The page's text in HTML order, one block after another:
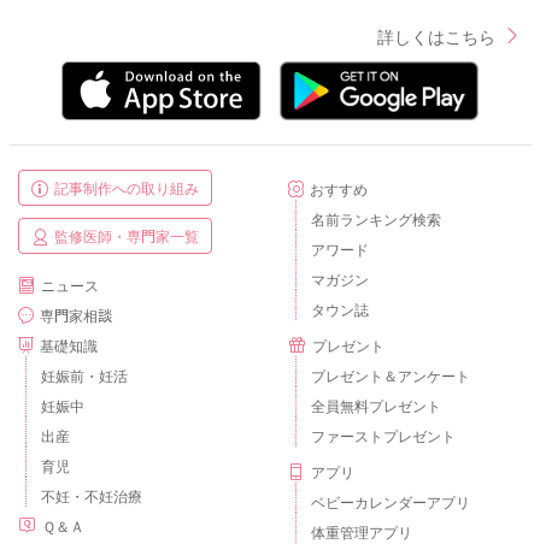
詳しくはこちら
記事制作への取り組み
監修医師・専門家一覧
ニュース
専門家相談
基礎知識
妊娠前・妊活
妊娠中
出産
育児
不妊・不妊治療
Ｑ＆Ａ
おすすめ
名前ランキング検索
アワード
マガジン
タウン誌
プレゼント
プレゼント＆アンケート
全員無料プレゼント
ファーストプレゼント
アプリ
ベビーカレンダーアプリ
体重管理アプリ